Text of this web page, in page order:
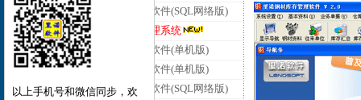
里诺合同管理软件(SQL网络版)
里诺云合同管理系统
里诺会员管理软件(单机版)
里诺销售管理软件(单机版)
里诺销售管理软件(SQL网络版)
以上手机号和微信同步，欢